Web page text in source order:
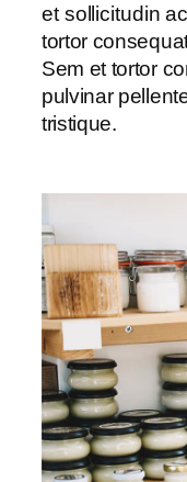
et sollicitudin
tortor
Sem et tortor
pulvinar
tristique.